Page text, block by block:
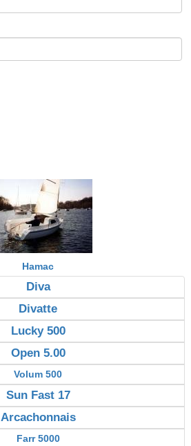
Hamac
Diva
Divatte
Lucky 500
Open 5.00
Volum 500
Sun Fast 17
Arcachonnais
Farr 5000